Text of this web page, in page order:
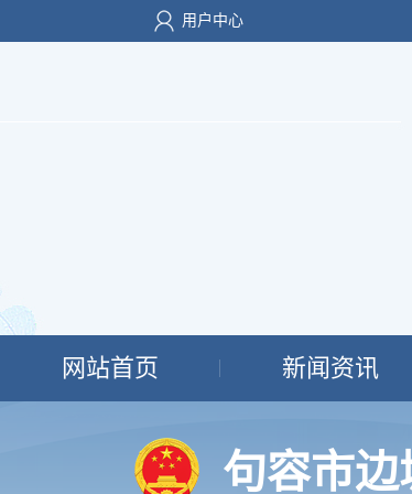
用户中心
网站首页 新闻资讯
句容市